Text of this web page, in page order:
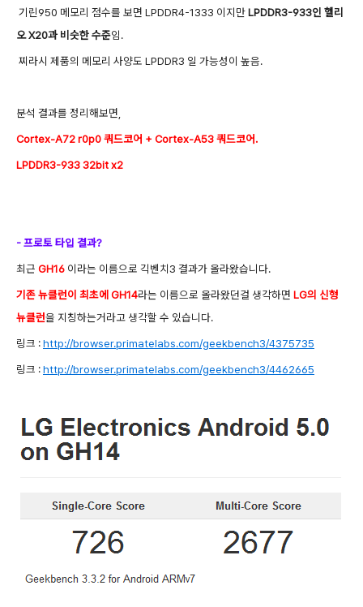
기린950 메모리 점수를 보면 LPDDR4-1333 이지만LPDDR3-933인 헬리
오 X20과 비슷한 수준임.
찌라시 제품의 메모리 사양도 LPDDR3 일 가능성이 높음.
분석 결과를 정리해보면,
Cortex-A72 r0p0 쿼드코어 + Cortex-A53 쿼드코어.
LPDDR3-933 32bit x2
- 프로토 타입 결과?
최근 GH16 이라는 이름으로 긱벤치3 결과가 올라왔습니다.
기존 뉴클런이 최초에 GH14라는 이름으로 올라왔던걸 생각하면 LG의 신형
뉴클런을 지칭하는거라고 생각할 수 있습니다.
링크 :http://browser.primatelabs.com/geekbench3/4375735
링크 :http://browser.primatelabs.com/geekbench3/4462665